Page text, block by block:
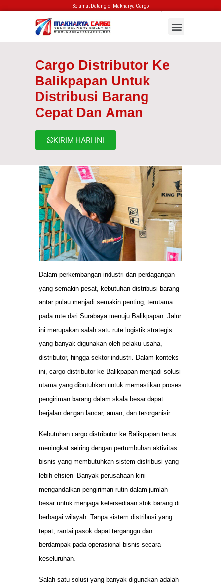
Selamat Datang di Makharya Cargo
Cargo Distributor Ke
Balikpapan Untuk
Distribusi Barang
Cepat Dan Aman
KIRIM HARI INI
Dalam perkembangan industri dan perdagangan
yang semakin pesat, kebutuhan distribusi barang
antar pulau menjadi semakin penting, terutama
pada rute dari Surabaya menuju Balikpapan. Jalur
ini merupakan salah satu rute logistik strategis
yang banyak digunakan oleh pelaku usaha,
distributor, hingga sektor industri. Dalam konteks
ini, cargo distributor ke Balikpapan menjadi solusi
utama yang dibutuhkan untuk memastikan proses
pengiriman barang dalam skala besar dapat
berjalan dengan lancar, aman, dan terorganisir.
Kebutuhan cargo distributor ke Balikpapan terus
meningkat seiring dengan pertumbuhan aktivitas
bisnis yang membutuhkan sistem distribusi yang
lebih efisien. Banyak perusahaan kini
mengandalkan pengiriman rutin dalam jumlah
besar untuk menjaga ketersediaan stok barang di
berbagai wilayah. Tanpa sistem distribusi yang
tepat, rantai pasok dapat terganggu dan
berdampak pada operasional bisnis secara
keseluruhan.
Salah satu solusi yang banyak digunakan adalah